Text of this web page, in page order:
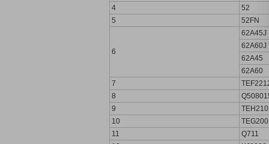
4
52
5
52FN
6
62A45J
62A60J
62A45
62A60
7
8
9
10
11
Q711